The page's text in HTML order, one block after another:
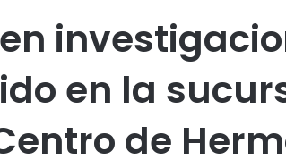
en
en la
de